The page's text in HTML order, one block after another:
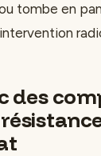
tombe en
des